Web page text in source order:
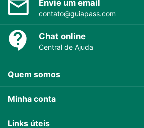
Envie um email
contato@guiapass.com
Chat online
Central de Ajuda
Quem somos
Minha conta
Links úteis